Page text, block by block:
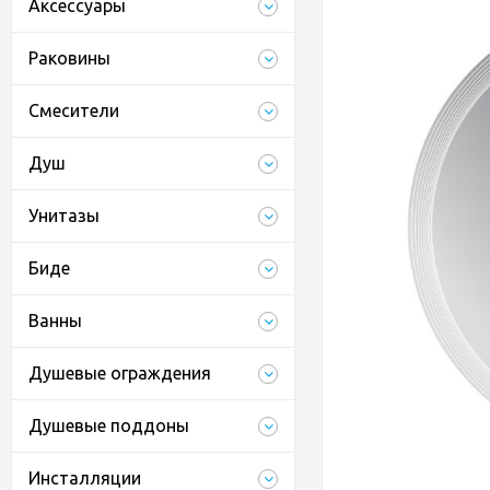
Аксессуары
Раковины
Смесители
Душ
Унитазы
Биде
Ванны
Душевые ограждения
Душевые поддоны
Инсталляции